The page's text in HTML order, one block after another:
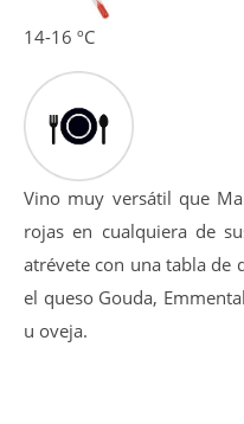
14-16 ºC
Vino muy versátil que
rojas en cualquiera de
atrévete con una tabla de
el queso Gouda,
u oveja.